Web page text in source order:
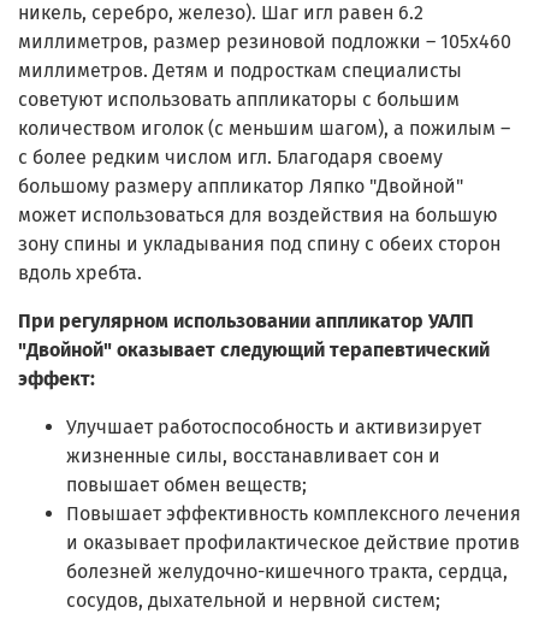
никель, серебро, железо). Шаг игл равен 6.2
миллиметров, размер резиновой подложки – 105х460
миллиметров. Детям и подросткам специалисты
советуют использовать аппликаторы с большим
количеством иголок (с меньшим шагом), а пожилым –
с более редким числом игл. Благодаря своему
большому размеру аппликатор Ляпко "Двойной"
может использоваться для воздействия на большую
зону спины и укладывания под спину с обеих сторон
вдоль хребта.
При регулярном использовании аппликатор УАЛП
"Двойной" оказывает следующий терапевтический
эффект:
Улучшает работоспособность и активизирует
жизненные силы, восстанавливает сон и
повышает обмен веществ;
Повышает эффективность комплексного лечения
и оказывает профилактическое действие против
болезней желудочно-кишечного тракта, сердца,
сосудов, дыхательной и нервной систем;